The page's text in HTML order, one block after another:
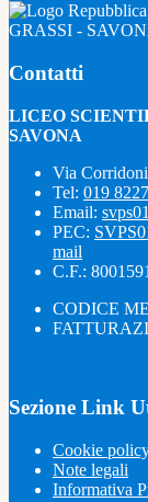
GRASSI -
Contatti
LICEO
SAVONA
Via
Tel: 019
Email:
PEC:
mail
C.F.:
CODICE
Sezione Link
Cookie
Note legali
Informativa